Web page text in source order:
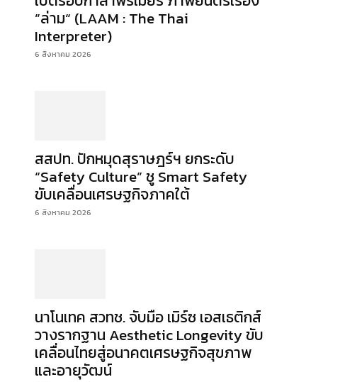
”ล่าม“ (LAAM : The Thai
Interpreter)
6 สิงหาคม 2026
สสปท. ปักหมุดสุราษฎร์ฯ ยกระดับ
“Safety Culture” ชู Smart Safety
ขับเคลื่อนเศรษฐกิจภาคใต้
6 สิงหาคม 2026
นาโนเทค สวทช. จับมือ เมิร์ซ เอสเธติกส์
วางรากฐาน Aesthetic Longevity ขับ
เคลื่อนไทยสู่อนาคตเศรษฐกิจสุขภาพ
และอายุวัฒน์